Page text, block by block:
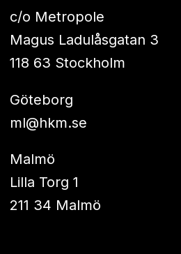
c/o Metropole
Magus Ladulåsgatan 3
118 63 Stockholm
Göteborg
ml@hkm.se
Malmö
Lilla Torg 1
211 34 Malmö